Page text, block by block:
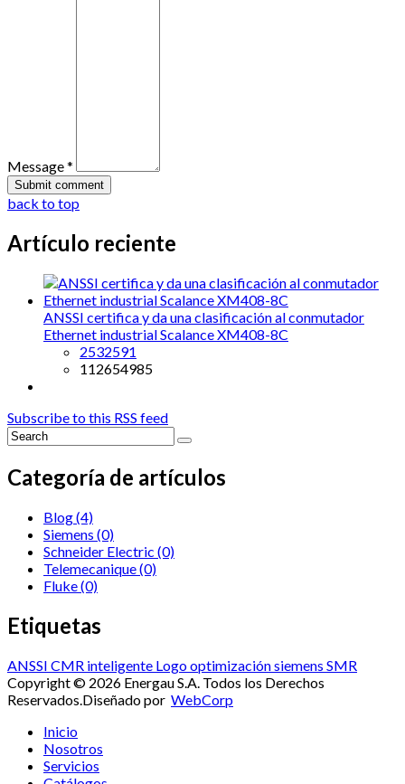
Message *
back to top
Artículo reciente
ANSSI certifica y da una clasificación al conmutador
Ethernet industrial Scalance XM408-8C
2532591
112654985
Subscribe to this RSS feed
Categoría de artículos
Blog(4)
Siemens (0)
Schneider Electric (0)
Telemecanique(0)
Fluke(0)
Etiquetas
ANSSI CMR inteligente Logooptimizaciónsiemens SMR
Copyright © 2026 Energau S.A. Todos los Derechos
Reservados. Diseñado por WebCorp
Inicio
Nosotros
Servicios